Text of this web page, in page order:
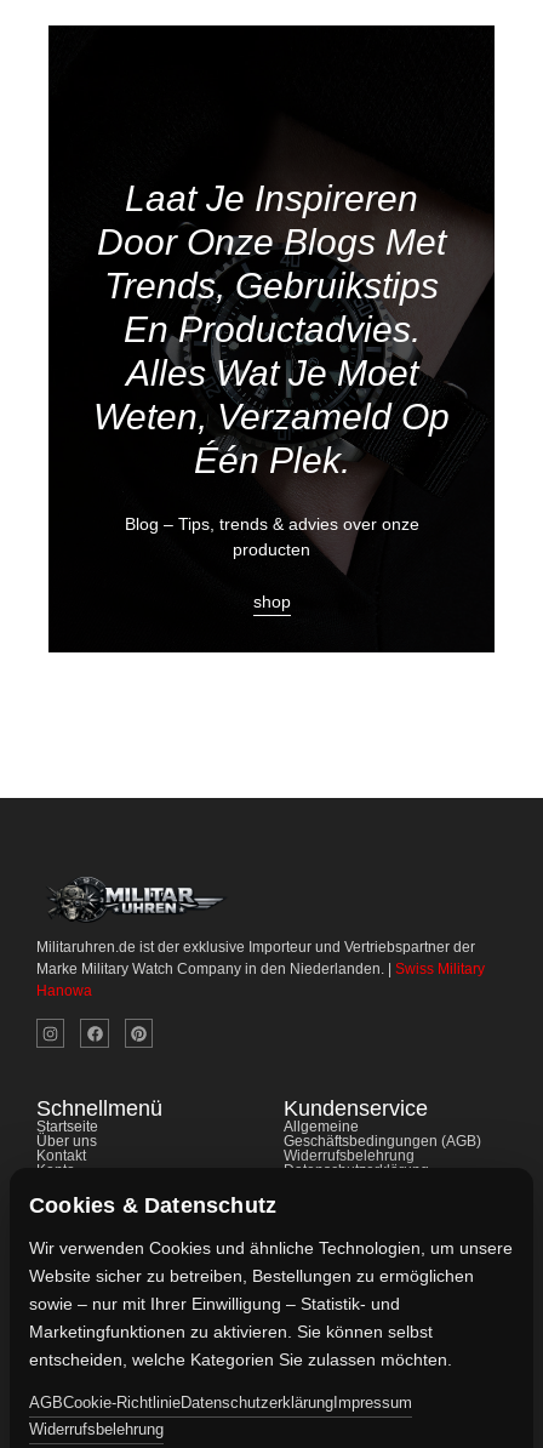
Laat Je Inspireren
Door Onze Blogs Met
Trends, Gebruikstips
En Productadvies.
Alles Wat Je Moet
Weten, Verzameld Op
Één Plek.
Blog – Tips, trends & advies over onze
producten
shop
Militaruhren.de ist der exklusive Importeur und Vertriebspartner der
Marke Military Watch Company in den Niederlanden. | Swiss Military
Hanowa
Schnellmenü
Startseite
Über uns
Kontakt
Konto
FAQ's
Kundenservice
Allgemeine
Geschäftsbedingungen (AGB)
Widerrufsbelehrung
Datenschutzerklärung
Kontaktdaten
Vertreten durch:
Lievaart B.V.
Kontakt:
info@militaruhren.de
Cookies & Datenschutz
Wir verwenden Cookies und ähnliche Technologien, um unsere
Website sicher zu betreiben, Bestellungen zu ermöglichen
sowie – nur mit Ihrer Einwilligung – Statistik- und
Marketingfunktionen zu aktivieren. Sie können selbst
entscheiden, welche Kategorien Sie zulassen möchten.
AGBCookie-RichtlinieDatenschutzerklärung Impressum
Widerrufsbelehrung